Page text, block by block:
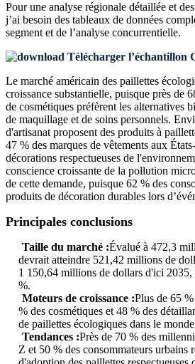
Pour une analyse régionale détaillée et
j’ai besoin des tableaux de données
segment et de l’analyse concurrentielle.
Télécharger l’échantillon
Le marché américain des paillettes
croissance substantielle, puisque près de
de cosmétiques préfèrent les alternatives
de maquillage et de soins personnels.
d'artisanat proposent des produits à
47 % des marques de vêtements aux
décorations respectueuses de
conscience croissante de la pollution
de cette demande, puisque 62 % des
produits de décoration durables lors
Principales conclusions
Taille du marché :Évalué à 472,3
devrait atteindre 521,42 millions de
1 150,64 millions de dollars d'ici
%.
Moteurs de croissance :Plus de 65
% des cosmétiques et 48 % des
de paillettes écologiques dans le
Tendances :Près de 70 % des
Z et 50 % des consommateurs urbains